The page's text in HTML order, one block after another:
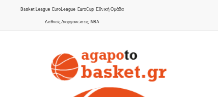
Basket League EuroLeague EuroCup Εθνική Ομάδα
Διεθνείς Διοργανώσεις NBA